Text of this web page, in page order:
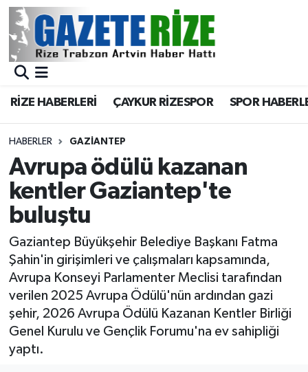
RİZE HABERLERİ ÇAYKUR RİZESPOR SPOR
HABERLER GAZIANTEP
Avrupa ödülü kazanan
kentler Gaziantep'te
buluştu
Gaziantep Büyükşehir Belediye Başkanı Fatma
Şahin'in girişimleri ve çalışmaları kapsamında,
Avrupa Konseyi Parlamenter Meclisi tarafından
verilen 2025 Avrupa Ödülü'nün ardından gazi
şehir, 2026 Avrupa Ödülü Kazanan Kentler Birliği
Genel Kurulu ve Gençlik Forumu'na ev sahipliği
yaptı.
BÖLGEMİZ
Asayiş
Rize Jandarma Komutanlığı
Bilim Teknoloji
Bölge
Advertising news
Canlı Maç
ÇEVRE
Merkez Nöbetçi Eczaneler
Merkez Trafik Yoğunluk Haritası
Süper Lig Puan Durumu ve Fikstür
Tüm Manşetler
Son Dakika Haberleri
Haber Arşivi